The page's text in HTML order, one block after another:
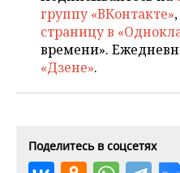
группу «ВКонтакте»,
страницу в
времени».
«Дзене».
Поделитесь в соцсетях